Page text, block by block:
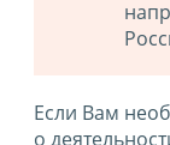
Если Вам
о